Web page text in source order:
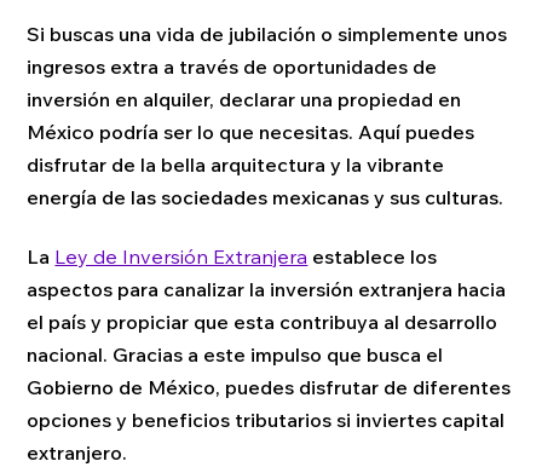
Si buscas una vida de jubilación o simplemente unos
ingresos extra a través de oportunidades de
inversión en alquiler, declarar una propiedad en
México podría ser lo que necesitas. Aquí puedes
disfrutar de la bella arquitectura y la vibrante
energía de las sociedades mexicanas y sus culturas.
La Ley de Inversión Extranjera establece los
aspectos para canalizar la inversión extranjera hacia
el país y propiciar que esta contribuya al desarrollo
nacional. Gracias a este impulso que busca el
Gobierno de México, puedes disfrutar de diferentes
opciones y beneficios tributarios si inviertes capital
extranjero.